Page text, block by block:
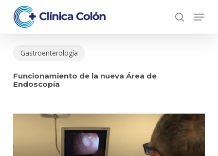
search
Menu
Gastroenterología
Funcionamiento de la nueva Área de
Endoscopía